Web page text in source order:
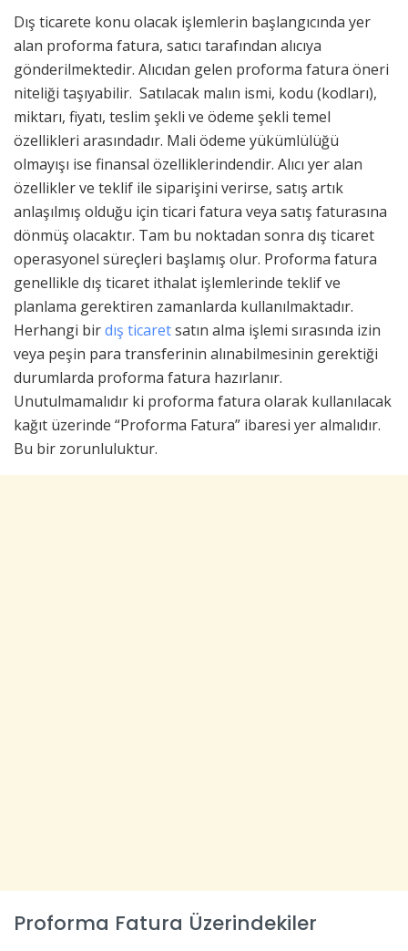
Dış ticarete konu olacak işlemlerin başlangıcında yer
alan proforma fatura, satıcı tarafından alıcıya
gönderilmektedir. Alıcıdan gelen proforma fatura öneri
niteliği taşıyabilir. Satılacak malın ismi, kodu (kodları),
miktarı, fiyatı, teslim şekli ve ödeme şekli temel
özellikleri arasındadır. Mali ödeme yükümlülüğü
olmayışı ise finansal özelliklerindendir. Alıcı yer alan
özellikler ve teklif ile siparişini verirse, satış artık
anlaşılmış olduğu için ticari fatura veya satış faturasına
dönmüş olacaktır. Tam bu noktadan sonra dış ticaret
operasyonel süreçleri başlamış olur. Proforma fatura
genellikle dış ticaret ithalat işlemlerinde teklif ve
planlama gerektiren zamanlarda kullanılmaktadır.
Herhangi birdış ticaretsatın alma işlemi sırasında izin
veya peşin para transferinin alınabilmesinin gerektiği
durumlarda proforma fatura hazırlanır.
Unutulmamalıdır ki proforma fatura olarak kullanılacak
kağıt üzerinde “Proforma Fatura” ibaresi yer almalıdır.
Bu bir zorunluluktur.
Proforma Fatura Üzerindekiler